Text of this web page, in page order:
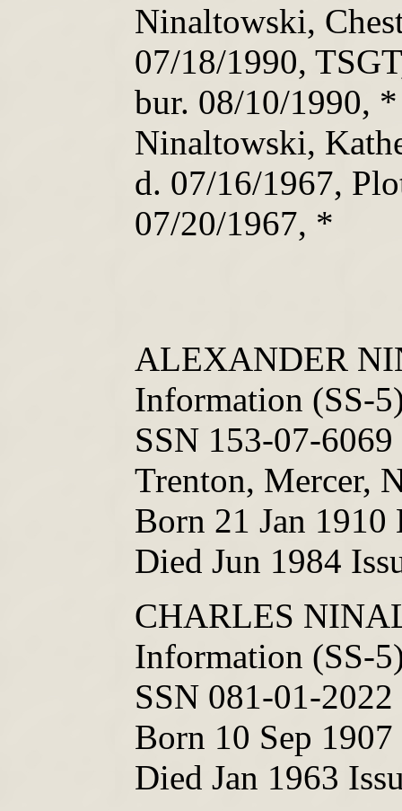
Ninaltowski,
07/18/1990,
bur. 08/10/1990, *
Ninaltowski,
d. 07/16/1967,
07/20/1967, *
ALEXANDER
Information (SS-
SSN 153-07-
Trenton, Mercer,
Born 21 Jan 1910
Died Jun 1984
CHARLES
Information (SS-
SSN 081-01-2022
Born 10 Sep
Died Jan 1963